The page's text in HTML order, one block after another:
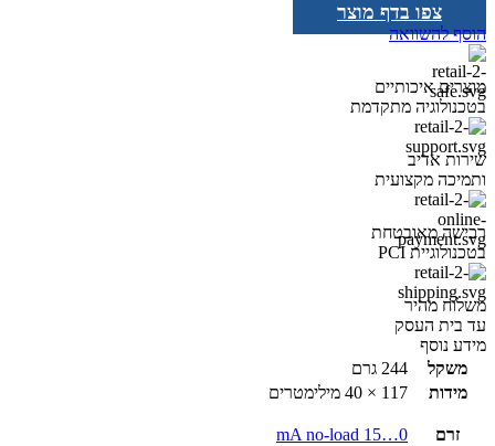
צפו בדף מוצר
הוסף להשוואה
מוצרים איכותיים
בטכנולוגיה מתקדמת
שירות אדיב
ותמיכה מקצועית
רכישה מאובטחת
בטכנולוגיית PCI
משלוח מהיר
עד בית העסק
מידע נוסף
משקל
244 גרם
מידות
117 × 40 מילימטרים
זרם 0…15 mA no-load